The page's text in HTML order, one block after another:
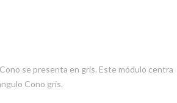
se presenta en gris. Este módulo centra
Cono gris.